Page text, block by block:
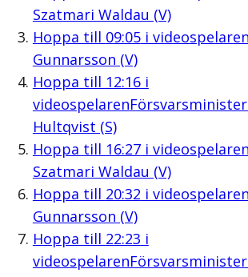
Szatmari Waldau (V)
Hoppa till 09:05i videospelaren
Gunnarsson (V)
Hoppa till 12:16i
videospelaren
Hultqvist (S)
Hoppa till 16:27i videospelaren
Szatmari Waldau (V)
Hoppa till 20:32 i videospelaren
Gunnarsson (V)
Hoppa till 22:23 i
videospelaren